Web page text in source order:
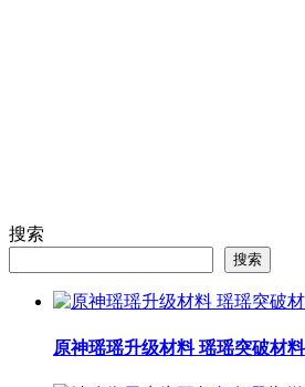
搜索
搜索
原神瑶瑶升级材料 瑶瑶突破材